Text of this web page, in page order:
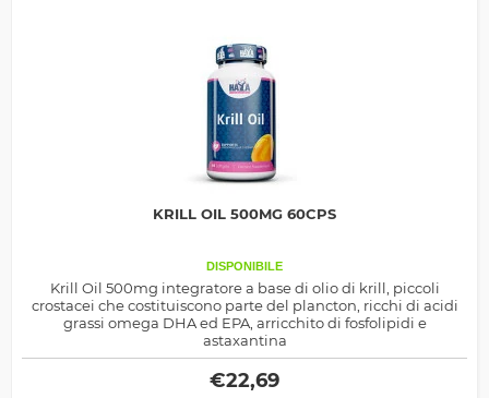
KRILL OIL 500MG 60CPS
DISPONIBILE
Krill Oil 500mg integratore a base di olio di krill, piccoli
crostacei che costituiscono parte del plancton, ricchi di acidi
grassi omega DHA ed EPA, arricchito di fosfolipidi e
astaxantina
€22,69